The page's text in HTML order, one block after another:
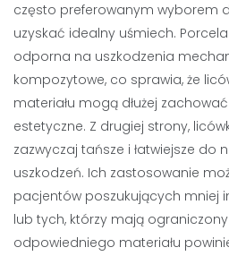
często preferowanym wyborem
uzyskać idealny uśmiech.
odporna na uszkodzenia
kompozytowe, co sprawia, że
materiału mogą dłużej
estetyczne. Z drugiej strony,
zazwyczaj tańsze i łatwiejsze do
uszkodzeń. Ich zastosowanie
pacjentów poszukujących mniej
lub tych, którzy mają
odpowiedniego materiału